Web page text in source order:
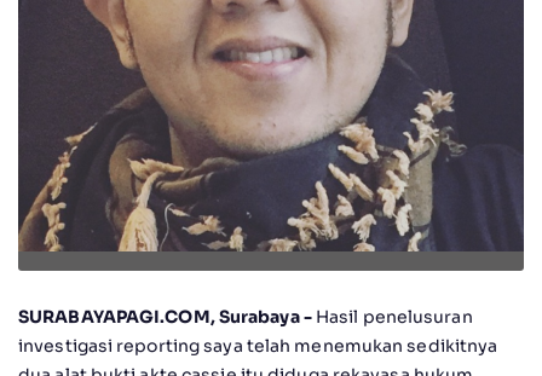
SURABAYAPAGI.COM, Surabaya -Hasil penelusuran
investigasi reporting saya telah menemukan sedikitnya